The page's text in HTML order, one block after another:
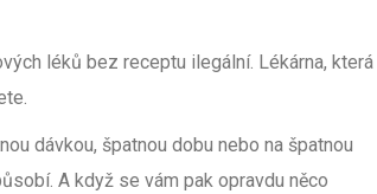
léků bez receptu ilegální. Lékárna, která
dávkou, špatnou dobu nebo na špatnou
A když se vám pak opravdu něco